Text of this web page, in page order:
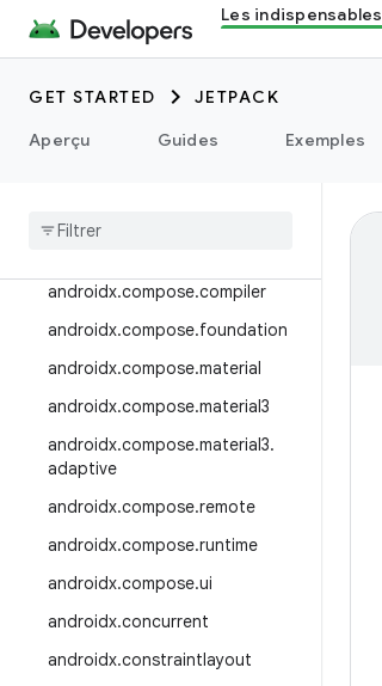
Les indispensables
GET STARTED
JETPACK
Aperçu
Guides Exemples
androidx.camera.viewfinder
androidx.car
androidx.car.app
androidx.cardview
androidx.compose.compiler
androidx.compose.foundation
androidx.compose.material
androidx.compose.material3
androidx.compose.material3.
adaptive
androidx.compose.remote
androidx.compose.runtime
androidx.compose.ui
androidx.concurrent
androidx.constraintlayout